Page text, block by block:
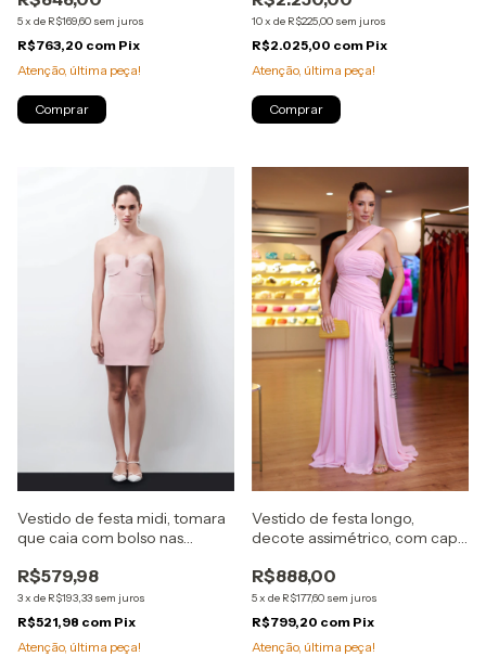
5x de R$169,60 sem juros
R$763,20 com Pix
Atenção, última peça!
Comprar
10x de R$225,00 sem juros
R$2.025,00 com Pix
Atenção, última peça!
Comprar
Vestido de festa midi, tomara
que caia com bolso nas
R$579,98
3x de R$193,33 sem juros
R$521,98 com Pix
Atenção, última peça!
Vestido de festa longo,
decote assimétrico, com capa
R$888,00
5x de R$177,60 sem juros
R$799,20 com Pix
Atenção, última peça!